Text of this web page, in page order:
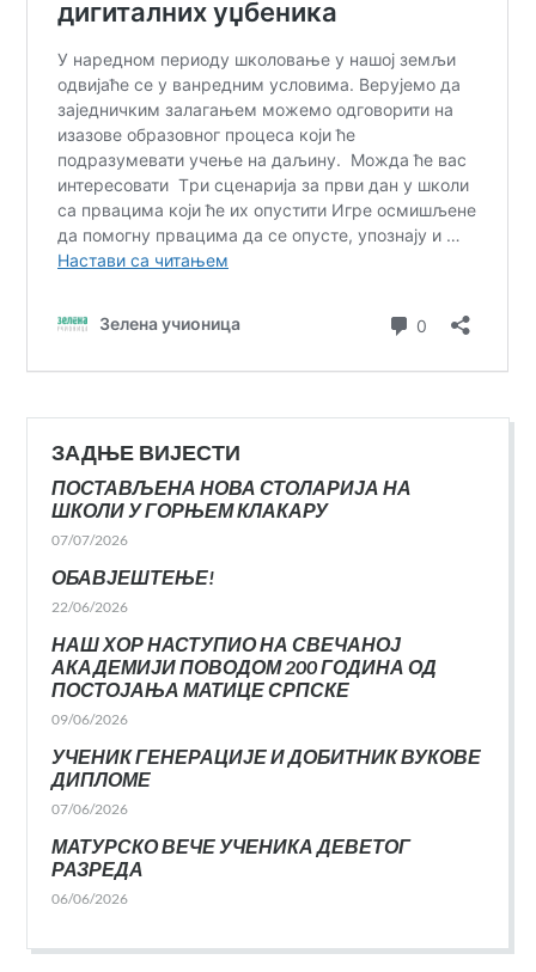
ЗАДЊЕ ВИЈЕСТИ
ПОСТАВЉЕНА НОВА СТОЛАРИЈА НА
ШКОЛИ У ГОРЊЕМ КЛАКАРУ
07/07/2026
ОБАВЈЕШТЕЊЕ!
22/06/2026
НАШ ХОР НАСТУПИО НА СВЕЧАНОЈ
АКАДЕМИЈИ ПОВОДОМ 200 ГОДИНА ОД
ПОСТОЈАЊА МАТИЦЕ СРПСКЕ
09/06/2026
УЧЕНИК ГЕНЕРАЦИЈЕ И ДОБИТНИК ВУКОВЕ
ДИПЛОМЕ
07/06/2026
МАТУРСКО ВЕЧЕ УЧЕНИКА ДЕВЕТОГ
РАЗРЕДА
06/06/2026